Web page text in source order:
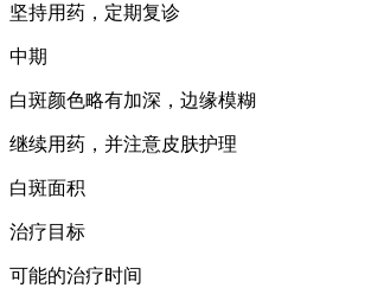
坚持用药，定期复诊
中期
白斑颜色略有加深，边缘模糊
继续用药，并注意皮肤护理
白斑面积
治疗目标
可能的治疗时间